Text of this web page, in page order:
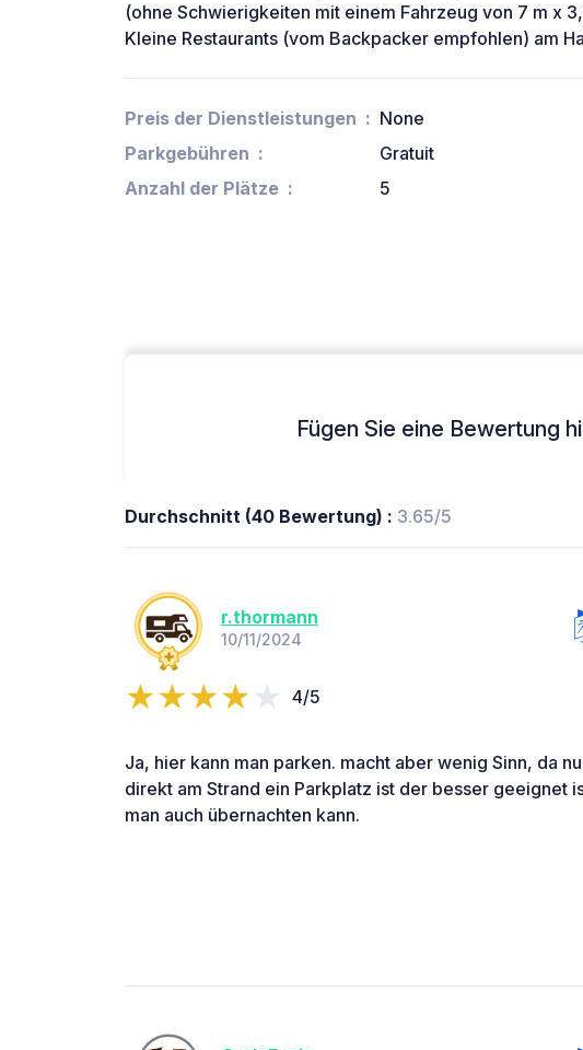
(ohne Schwierigkeiten mit einem Fahrzeug von 7 m x
Kleine Restaurants (vom Backpacker empfohlen) am
Preis der Dienstleistungen
None
Parkgebühren
Gratuit
Anzahl der Plätze
5
Fügen Sie eine Bewertung
Durchschnitt (40 Bewertung) : 3.65/5
r.thormann
10/11/2024
4/5
Ja, hier kann man parken. macht aber wenig Sinn, da
direkt am Strand ein Parkplatz ist der besser geeignet
man auch übernachten kann.